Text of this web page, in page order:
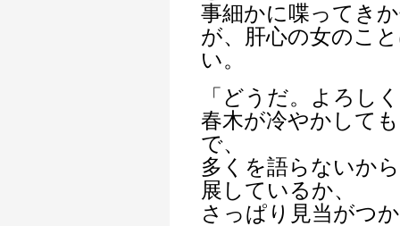
事細かに喋ってき
が、肝心の女のこ
い。
「どうだ。よろし
春木が冷やかして
で、
多くを語らないか
展しているか、
さっぱり見当がつ